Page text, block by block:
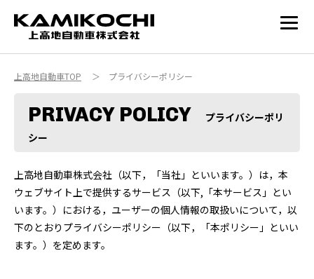
上高地自動車TOP ＞ プライバシーポリシー
PRIVACY POLICY
プライバシーポリ
シー
上高地自動車株式会社（以下，「当社」といいます。）は，本
ウェブサイト上で提供するサービス（以下,「本サービス」とい
います。）における，ユーザーの個人情報の取扱いについて，以
下のとおりプライバシーポリシー（以下，「本ポリシー」といい
ます。）を定めます。